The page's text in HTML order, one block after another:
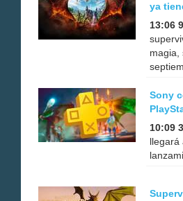
ya
13:06
magia,
Sony
10:09
llegará